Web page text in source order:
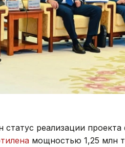
реализации проекта
мощностью 1,25 млн